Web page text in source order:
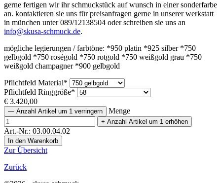
gerne fertigen wir ihr schmuckstück auf wunsch in einer sonderfarbe
an. kontaktieren sie uns für preisanfragen gerne in unserer werkstatt
in münchen unter 089/12138504 oder schreiben sie uns an
info@skusa-schmuck.de.
mögliche legierungen / farbtöne: *950 platin *925 silber *750
gelbgold *750 roségold *750 rotgold *750 weißgold grau *750
weißgold champagner *900 gelbgold
Pflichtfeld Material*
Pflichtfeld Ringgröße*
€ 3.420,00
— Anzahl Artikel um 1 verringern Menge
+ Anzahl Artikel um 1 erhöhen
Art.-Nr.: 03.00.04.02
Zur Übersicht
Zurück